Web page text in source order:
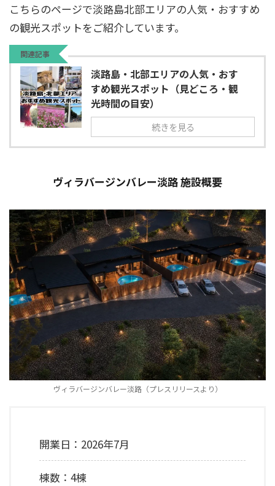
こちらのページで淡路島北部エリアの人気・おすすめ
の観光スポットをご紹介しています。
関連記事
淡路島・北部エリアの人気・おす
すめ観光スポット（見どころ・観
光時間の目安）
続きを見る
ヴィラバージンバレー淡路 施設概要
ヴィラバージンバレー淡路（プレスリリースより）
開業日：2026年7月
棟数：4棟